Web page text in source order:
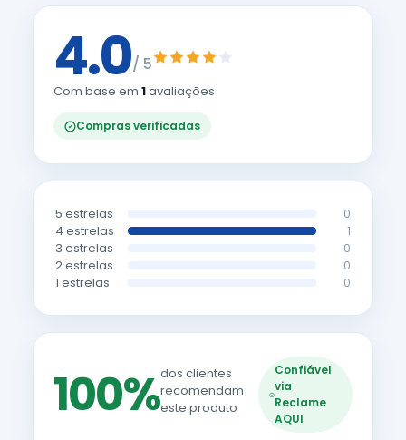
4.0/ 5
Com base em 1avaliações
Compras verificadas
5 estrelas 0
4 estrelas 1
3 estrelas 0
2 estrelas 0
1 estrelas 0
100%dos clientes
recomendam
este produto
Confiável
via
Reclame
AQUI